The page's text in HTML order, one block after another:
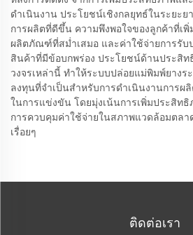
ดำเนินงาน ประโยชน์เชิงกลยุทธ์ในระยะ
การผลิตที่ดีขึ้น ความพึงพอใจของลูกค้าที่เ
ผลิตภัณฑ์ที่สม่ำเสมอ และค่าใช้จ่ายการรับ
สินค้าที่มีข้อบกพร่อง ประโยชน์ด้านประสิ
วงจรเหล่านี้ ทำให้ระบบปล่อยแม่พิมพ์ยางร
ลงทุนที่จำเป็นสำหรับการดำเนินงานการผ
ในการแข่งขัน โดยมุ่งเน้นการเพิ่มประสิท
การควบคุมค่าใช้จ่ายในสภาพแวดล้อมตล
เรื่อยๆ
ติดต่อเรา